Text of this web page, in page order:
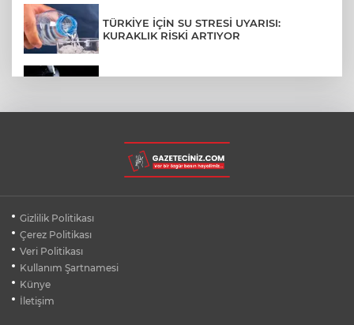
TÜRKİYE İÇİN SU STRESİ UYARISI:
KURAKLIK RİSKİ ARTIYOR
BURSA ŞEHİR HASTANESİ OTOPARKI
AĞUSTOS AYINDA HİZMETE AÇILIYOR
KÜBRA DENİZCİ KESKİN KUPASINI
Gizlilik Politikası
Çerez Politikası
Veri Politikası
Kullanım Şartnamesi
Künye
İletişim